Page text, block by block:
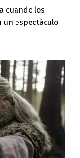
cuando los
un espectáculo